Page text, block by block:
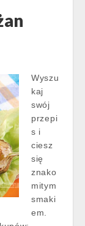
Wyszu
kaj
swój
przepi
s i
ciesz
się
znako
mitym
smaki
em.